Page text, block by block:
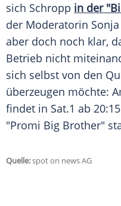
sich Schropp in der
der Moderatorin
aber doch noch klar,
Betrieb nicht
sich selbst von den
überzeugen möchte:
findet in Sat.1 ab
"Promi Big Brother"
Quelle:spot on news AG